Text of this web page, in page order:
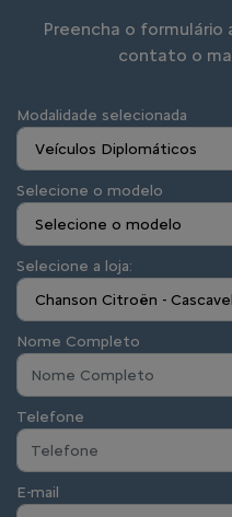
Preencha o formulário
contato o
Modalidade selecionada
Selecione o modelo
Selecione a loja:
Nome Completo
Telefone
E-mail